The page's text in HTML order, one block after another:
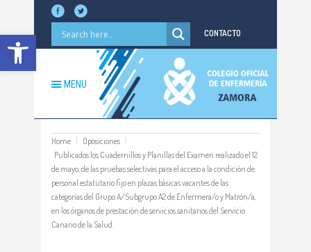
Abrir barra de herramientas CONTACTO
MENU
Home
Oposiciones
Publicados los Cuadernillos y Planillas del Examen realizado el 12
de mayo, de las pruebas selectivas para el acceso a la condición de
personal estatutario fijo en plazas básicas vacantes de las
categorías del Grupo A/Subgrupo A2 de Enfermera/o y Matrón/a,
en los órganos de prestación de servicios sanitarios del Servicio
Canario de la Salud.